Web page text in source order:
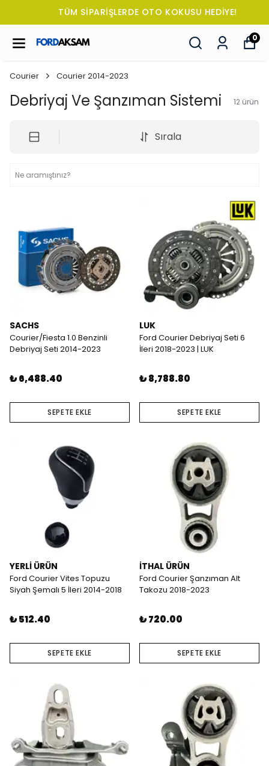
TÜM SİPARİŞLERDE OTO KOKUSU HEDİYE!
0
Courier Courier 2014-2023
Debriyaj Ve Şanzıman Sistemi 12 ürün
Sırala
SACHS
Courier/Fiesta 1.0 Benzinli
Debriyaj Seti 2014-2023
₺ 6,488.40
SEPETE EKLE
LUK
Ford Courier Debriyaj Seti 6
İleri 2018-2023 | LUK
₺ 8,788.80
SEPETE EKLE
YERLİ ÜRÜN
Ford Courier Vites Topuzu
Siyah Şemalı 5 İleri 2014-2018
₺ 512.40
SEPETE EKLE
İTHAL ÜRÜN
Ford Courier Şanzıman Alt
Takozu 2018-2023
₺ 720.00
SEPETE EKLE